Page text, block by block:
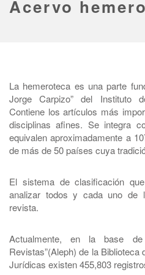
Acervo
La hemeroteca es una parte
Jorge Carpizo” del Instituto
Contiene los artículos más
disciplinas afines. Se integra
equivalen aproximadamente a
de más de 50 países cuya
El sistema de clasificación
analizar todos y cada uno de
revista.
Actualmente, en la base
Revistas”(Aleph) de la
Jurídicas existen 455,803